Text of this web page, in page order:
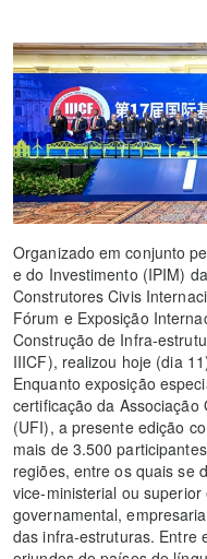
Organizado em conjunto
e do Investimento (IPIM)
Construtores Civis
Fórum e Exposição
Construção de Infra-
IIICF), realizou hoje (dia
Enquanto exposição
certificação da
(UFI), a presente edição
mais de 3.500
regiões, entre os quais se
vice-ministerial ou
governamental,
das infra-estruturas. Entre